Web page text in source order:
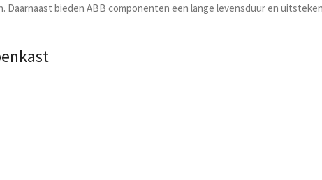
bieden ABB componenten een lange levensduur en